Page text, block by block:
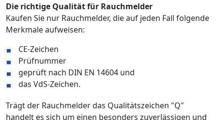
Die richtige Qualität für Rauchmelder
Kaufen Sie nur Rauchmelder, die auf jeden Fall folgende
Merkmale aufweisen:
CE-Zeichen
Prüfnummer
geprüft nach DIN EN 14604 und
das VdS-Zeichen.
Trägt der Rauchmelder das Qualitätszeichen "Q"
handelt es sich um einen besonders zuverlässigen und